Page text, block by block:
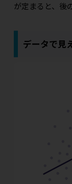
が定まると、後
データで見